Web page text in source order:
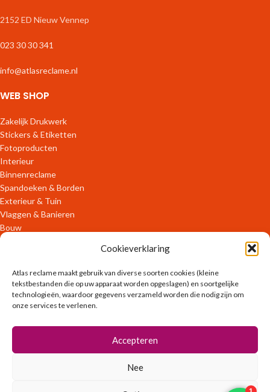
Cookieverklaring
Atlas reclame maakt gebruik van diverse soorten cookies (kleine
tekstbestanden die op uw apparaat worden opgeslagen) en soortgelijke
technologieën, waardoor gegevens verzameld worden die nodig zijn om
onze services te verlenen.
Accepteren
Nee
2152 ED Nieuw Vennep
023 30 30 341
info@atlasreclame.nl
WEB SHOP
Zakelijk Drukwerk
Stickers & Etiketten
Fotoproducten
Interieur
Binnenreclame
Spandoeken & Borden
Exterieur & Tuin
Vlaggen & Banieren
Bouw
Verpakkingen
OFFLINE DIENSTEN
Ontwerpen
Promotiekleding